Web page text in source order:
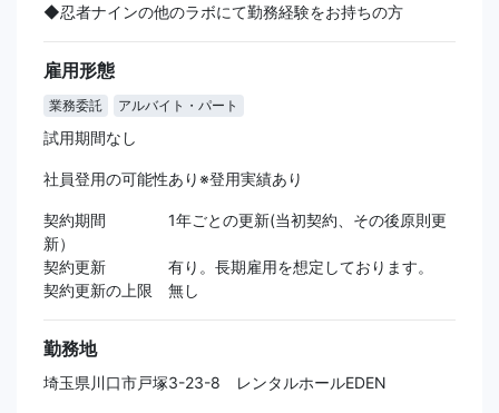
◆忍者ナインの他のラボにて勤務経験をお持ちの方
雇用形態
業務委託 アルバイト・パート
試用期間なし
社員登用の可能性あり※登用実績あり
契約期間 1年ごとの更新(当初契約、その後原則更
新）
契約更新 有り。長期雇用を想定しております。
契約更新の上限 無し
勤務地
埼玉県川口市戸塚3-23-8 レンタルホールEDEN